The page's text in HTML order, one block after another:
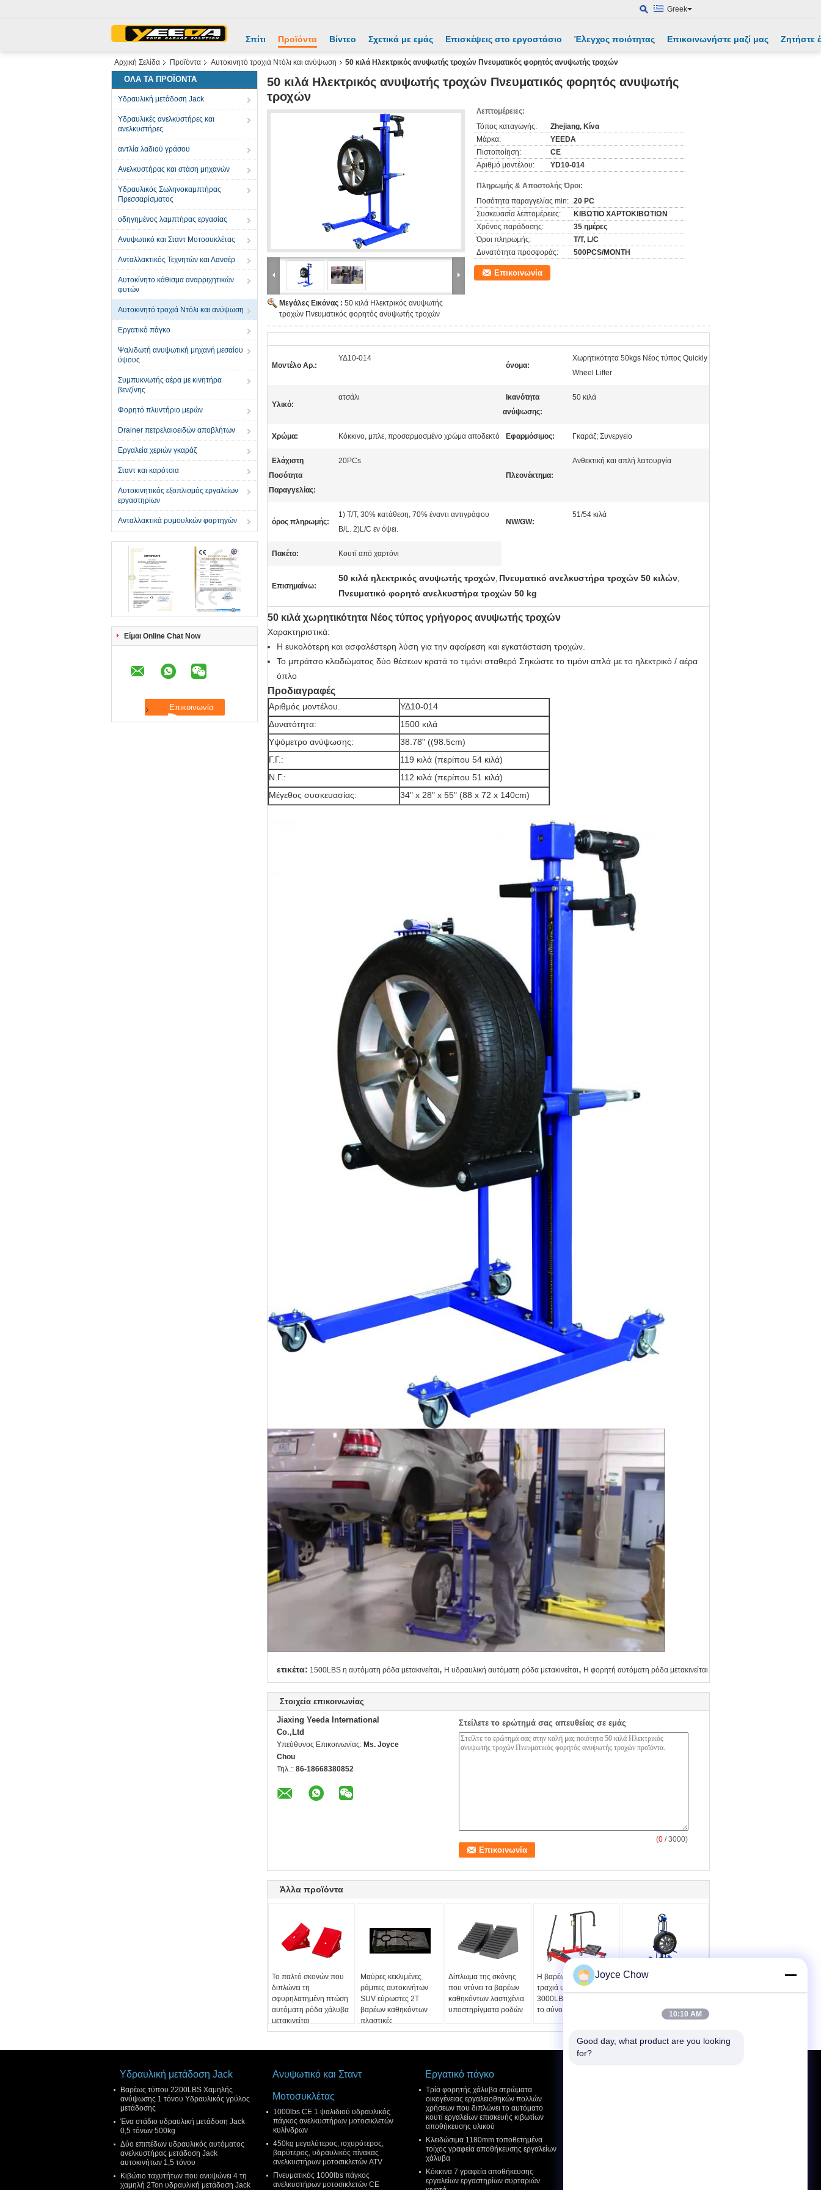
Greek
Σπίτι Προϊόντα Βίντεο Σχετικά με εμάς Επισκέψεις στο εργοστάσιο Έλεγχος ποιότητας Επικοινωνήστε μαζί μας Ζητήστε
Αρχική Σελίδα Προϊόντα Αυτοκινητό τροχιά Ντόλι και ανύψωση 50 κιλά Ηλεκτρικός ανυψωτής τροχών Πνευματικός φορητός ανυψωτής τροχών
ΌΛΑ ΤΑ ΠΡΟΪΌΝΤΑ
Υδραυλική μετάδοση Jack
Υδραυλικές ανελκυστήρες και
ανελκυστήρες
αντλία λαδιού γράσου
Ανελκυστήρας και στάση μηχανών
Υδραυλικός Σωληνοκαμπτήρας
Πρεσσαρίσματος
οδηγημένος λαμπτήρας εργασίας
Ανυψωτικό και Σταντ Μοτοσυκλέτας
Ανταλλακτικός Τεχνητών και Λανσέρ
Αυτοκίνητο κάθισμα αναρριχητικών
φυτών
Αυτοκινητό τροχιά Ντόλι και ανύψωση
Εργατικό πάγκο
Ψαλιδωτή ανυψωτική μηχανή μεσαίου
ύψους
Συμπυκνωτής αέρα με κινητήρα
βενζίνης
Φορητό πλυντήριο μερών
Drainer πετρελαιοειδών αποβλήτων
Εργαλεία χεριών γκαράζ
Σταντ και καρότσια
Αυτοκινητικός εξοπλισμός εργαλείων
εργαστηρίων
Ανταλλακτικά ρυμουλκών φορτηγών
Είμαι Online Chat Now
50 κιλά Ηλεκτρικός ανυψωτής τροχών Πνευματικός φορητός ανυψωτής
τροχών
Μεγάλες Εικόνας : 50 κιλά Ηλεκτρικός ανυψωτής
τροχών Πνευματικός φορητός ανυψωτής τροχών
Λεπτομέρειες:
Τόπος καταγωγής:
Zhejiang, Κίνα
Μάρκα:
YEEDA
Πιστοποίηση:
CE
Αριθμό μοντέλου:
YD10-014
Πληρωμής & Αποστολής Όροι:
Ποσότητα παραγγελίας min: 20 PC
Συσκευασία λεπτομέρειες:
ΚΙΒΩΤΙΟ ΧΑΡΤΟΚΙΒΩΤΙΩΝ
Χρόνος παράδοσης:
35 ημέρες
Όροι πληρωμής:
T/T, L/C
Δυνατότητα προσφοράς:
500PCS/MONTH
Επικοινωνία
Μοντέλο Αρ.:
ΥΔ10-014
όνομα:
Χωρητικότητα 50kgs Νέος τύπος Quickly
Wheel Lifter
Υλικό:
ατσάλι
Ικανότητα
ανύψωσης:
50 κιλά
Χρώμα: Κόκκινο, μπλε, προσαρμοσμένο χρώμα αποδεκτό Εφαρμόσιμος: Γκαράζ; Συνεργείο
Ελάχιστη
Ποσότητα
Παραγγελίας:
20PCs
Πλεονέκτημα:
Ανθεκτική και απλή λειτουργία
όρος πληρωμής:
1) T/T, 30% κατάθεση, 70% έναντι αντιγράφου
B/L. 2)L/C εν όψει.
NW/GW:
51/54 κιλά
Πακέτο: Κουτί από χαρτόνι
Επισημαίνω:
50 κιλά ηλεκτρικός ανυψωτής τροχών, Πνευματικό ανελκυστήρα τροχών 50 κιλών,
Πνευματικό φορητό ανελκυστήρα τροχών 50 kg
50 κιλά χωρητικότητα Νέος τύπος γρήγορος ανυψωτής τροχών
Χαρακτηριστικά:
Η ευκολότερη και ασφαλέστερη λύση για την αφαίρεση και εγκατάσταση τροχών.
Το μπράτσο κλειδώματος δύο θέσεων κρατά το τιμόνι σταθερό Σηκώστε το τιμόνι απλά με το ηλεκτρικό / αέρα
όπλο
Προδιαγραφές
Αριθμός μοντέλου.
ΥΔ10-014
Δυνατότητα:
1500 κιλά
Υψόμετρο ανύψωσης:
38.78" ((98.5cm)
Γ.Γ.:
119 κιλά (περίπου 54 κιλά)
Ν.Γ.:
112 κιλά (περίπου 51 κιλά)
Μέγεθος συσκευασίας:
34" x 28" x 55" (88 x 72 x 140cm)
ετικέτα: 1500LBS η αυτόματη ρόδα μετακινείται, Η υδραυλική αυτόματη ρόδα μετακινείται, Η φορητή αυτόματη ρόδα μετακινείται
Στοιχεία επικοινωνίας
Jiaxing Yeeda International
Co.,Ltd
Υπεύθυνος Επικοινωνίας: Ms. Joyce
Chou
Τηλ.:: 86-18668380852
Στείλετε το ερώτημά σας απευθείας σε εμάς
(0 / 3000)
Άλλα προϊόντα
Το παλτό σκονών που
διπλώνει τη
σφυρηλατημένη πτώση
αυτόματη ρόδα χάλυβα
μετακινείται
Μαύρες κεκλιμένες
ράμπες αυτοκινήτων
SUV εύρωστες 2T
βαρέων καθηκόντων
πλαστικές
Δίπλωμα της σκόνης
που ντύνει τα βαρέων
καθηκόντων λαστιχένια
υποστηρίγματα ροδών
Η βαρέων καθηκόντων
τραχιά υδραυλική ρόδα
3000LBS μετακινείται
το σύνολο 4 κομματιού
Χειρωνακτικές
ανυψωτών ροδών |
Μηχανικός φορητός
Υδραυλική μετάδοση Jack
Βαρέως τύπου 2200LBS Χαμηλής
ανύψωσης 1 τόνου Υδραυλικός γρύλος
μετάδοσης
Ένα στάδιο υδραυλική μετάδοση Jack
0,5 τόνων 500kg
Δύο επιπέδων υδραυλικός αυτόματος
ανελκυστήρας μετάδοση Jack
αυτοκινήτων 1,5 τόνου
Κιβώτιο ταχυτήτων που ανυψώνει 4 τη
χαμηλή 2Ton υδραυλική μετάδοση Jack
Ανυψωτικό και Σταντ
Μοτοσυκλέτας
1000lbs CE 1 ψαλιδιού υδραυλικός
πάγκος ανελκυστήρων μοτοσικλετών
κυλίνδρων
450kg μεγαλύτερος, ισχυρότερος,
βαρύτερος, υδραυλικός πίνακας
ανελκυστήρων μοτοσικλετών ATV
Πνευματικός 1000lbs πάγκος
ανελκυστήρων μοτοσικλετών CE
Εργατικό πάγκο
Τρία φορητής χάλυβα στρώματα
οικογένειας εργαλειοθηκών πολλών
χρήσεων που διπλώνει το αυτόματο
κουτί εργαλείων επισκευής κιβωτίων
αποθήκευσης υλικού
Κλειδώσιμα 1180mm τοποθετημένα
τοίχος γραφεία αποθήκευσης εργαλείων
χάλυβα
Κόκκινα 7 γραφεία αποθήκευσης
εργαλείων εργαστηρίων συρταριών
Joyce Chow
10:10 AM
Good day, what product are you looking
for?